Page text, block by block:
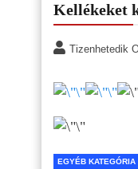
Kellékeket
Tizenhetedik
EGYÉB KATEGÓRIA